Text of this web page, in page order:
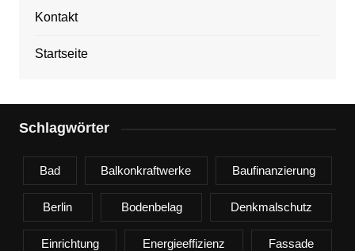
Kontakt
Startseite
Schlagwörter
Bad Balkonkraftwerke Baufinanzierung
Berlin Bodenbelag Denkmalschutz
Einrichtung Energieeffizienz Fassade